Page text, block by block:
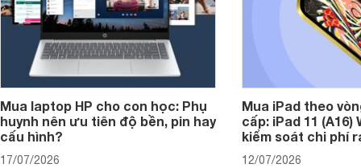
Mua laptop HP cho con học: Phụ
huynh nên ưu tiên độ bền, pin hay
cấu hình?
17/07/2026
Mua iPad theo
cấp: iPad 11 (A16)
kiểm soát chi phí
12/07/2026